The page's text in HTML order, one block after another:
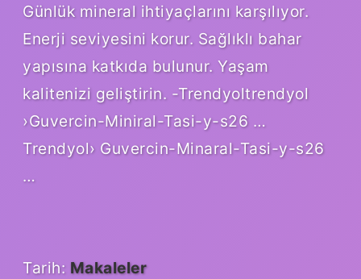
Günlük mineral ihtiyaçlarını karşılıyor.
Enerji seviyesini korur. Sağlıklı bahar
yapısına katkıda bulunur. Yaşam
kalitenizi geliştirin. -Trendyoltrendyol
›Guvercin-Miniral-Tasi-y-s26 …
Trendyol› Guvercin-Minaral-Tasi-y-s26
…
Tarih: Makaleler